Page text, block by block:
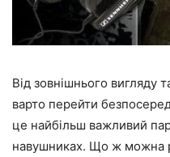
Від зовнішнього вигляду
варто перейти
це найбільш важливий
навушниках. Що ж можна